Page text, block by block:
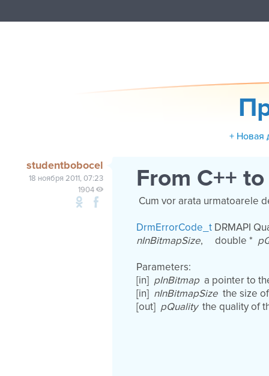
+ Новая
studentbobocel
18 ноября 2011, 07:23
1904
From C++
Cum vor arata urmatoarele
DrmErrorCode_t DRMAPI
nInBitmapSize, double *
Parameters:
[in] pInBitmapa pointer to
[in] nInBitmapSize the size
[out] pQualitythe quality of